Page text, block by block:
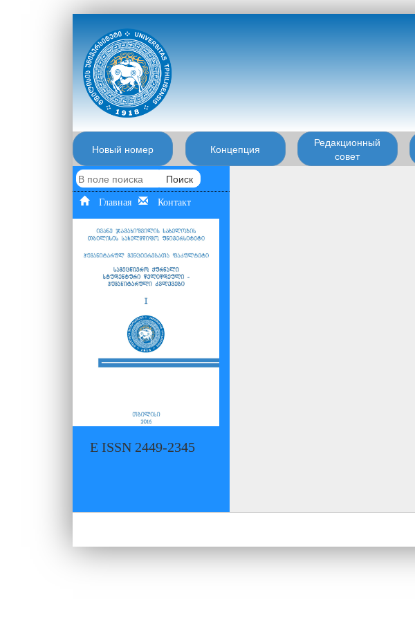
Новый номер Концепция
Редакционный
совет
Поиск
Главная Контакт
E ISSN 2449-2345